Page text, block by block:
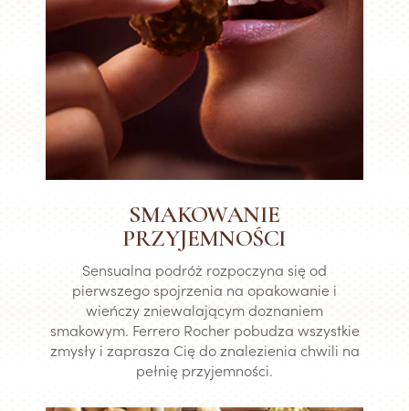
SMAKOWANIE
PRZYJEMNOŚCI
Sensualna podróż rozpoczyna się od
pierwszego spojrzenia na opakowanie i
wieńczy zniewalającym doznaniem
smakowym. Ferrero Rocher pobudza wszystkie
zmysły i zaprasza Cię do znalezienia chwili na
pełnię przyjemności.